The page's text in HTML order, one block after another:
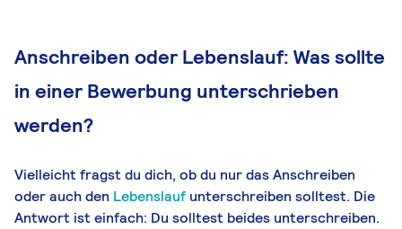
Anschreiben oder Lebenslauf: Was sollte
in einer Bewerbung unterschrieben
werden?
Vielleicht fragst du dich, ob du nur das Anschreiben
oder auch den Lebenslauf unterschreiben solltest. Die
Antwort ist einfach: Du solltest beides unterschreiben.